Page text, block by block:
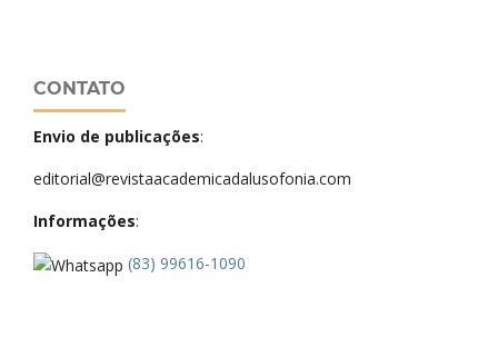
CONTATO
Envio de publicações:
editorial@revistaacademicadalusofonia.com
Informações:
(83) 99616-1090